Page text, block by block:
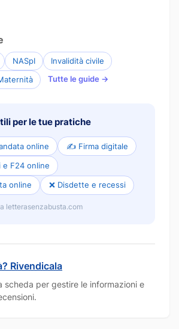
NASpI
Invalidità civile
Tutte le guide →
per le tue pratiche
online ✍️ Firma digitale
e F24 online
online ❌ Disdette e recessi
letterasenzabusta.com
Rivendicala
scheda per gestire le informazioni e